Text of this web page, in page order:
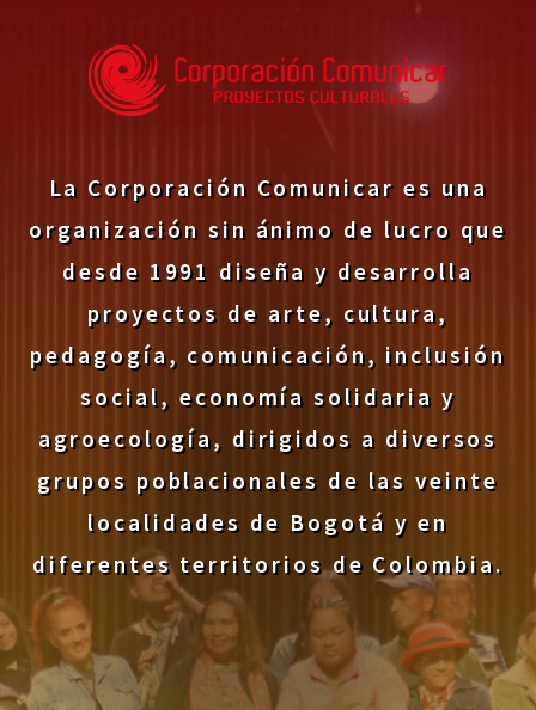
La Corporación Comunicar es una
organización sin ánimo de lucro que
desde 1991 diseña y desarrolla
proyectos de arte, cultura,
pedagogía, comunicación, inclusión
social, economía solidaria y
agroecología, dirigidos a diversos
grupos poblacionales de las veinte
localidades de Bogotá y en
diferentes territorios de Colombia.